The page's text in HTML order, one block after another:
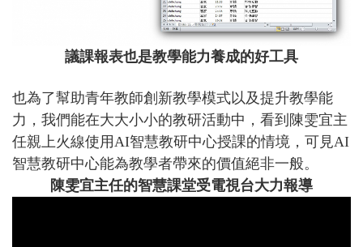
議課報表也是教學能力養成的好工具
也為了幫助青年教師創新教學模式以及提升教學能
力，我們能在大大小小的教研活動中，看到陳雯宜主
任親上火線使用AI智慧教研中心授課的情境，可見AI
智慧教研中心能為教學者帶來的價值絕非一般。
陳雯宜主任的智慧課堂受電視台大力報導